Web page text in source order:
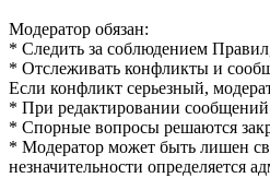
Модератор обязан:
* Следить за соблюдением
* Отслеживать конфликты и
Если конфликт серьезный,
* При редактировании
* Спорные вопросы решаются
* Модератор может быть лишен
незначительности определяется